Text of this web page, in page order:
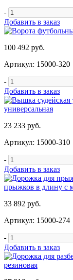
-
Добавить в заказ
100 492 руб.
Артикул: 15000-320
-
Добавить в заказ
универсальная
23 233 руб.
Артикул: 15000-310
-
Добавить в заказ
прыжков в длину с
33 892 руб.
Артикул: 15000-274
-
Добавить в заказ
резиновая